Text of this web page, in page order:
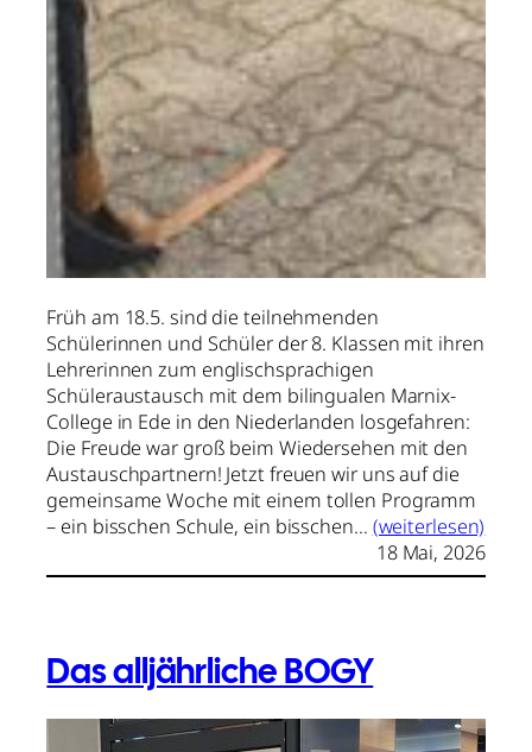
Früh am 18.5. sind die teilnehmenden
Schülerinnen und Schüler der 8. Klassen mit ihren
Lehrerinnen zum englischsprachigen
Schüleraustausch mit dem bilingualen Marnix-
College in Ede in den Niederlanden losgefahren:
Die Freude war groß beim Wiedersehen mit den
Austauschpartnern! Jetzt freuen wir uns auf die
gemeinsame Woche mit einem tollen Programm
– ein bisschen Schule, ein bisschen… (weiterlesen)
18 Mai, 2026
Das alljährliche BOGY